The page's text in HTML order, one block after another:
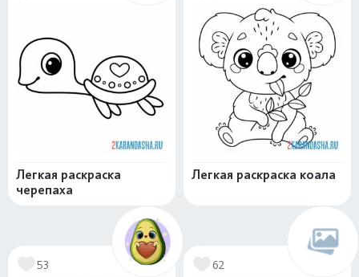
Легкая раскраска
черепаха
Легкая раскраска коала
53 62